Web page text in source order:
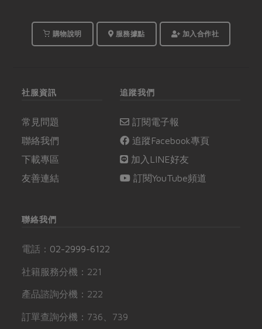
購物說明 服務據點 加入合作社
社服資訊
常見問題
聯絡我們
下載專區
友善連結
追蹤我們
訂閱電子報
追蹤Facebook專頁
加入LINE好友
訂閱YouTube頻道
聯絡我們
電話： 02-2999-6122
社籍服務分機：221
產品諮詢分機：222
訂單查詢分機：736、739